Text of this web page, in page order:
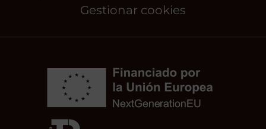
Gestionar cookies